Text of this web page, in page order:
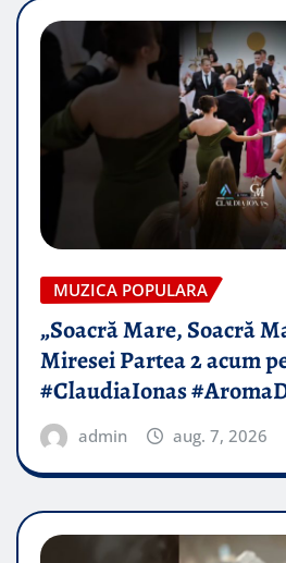
MUZICA POPULARA
„Soacră Mare, Soacră
Miresei Partea 2 acum
#ClaudiaIonas
admin aug. 7, 2026